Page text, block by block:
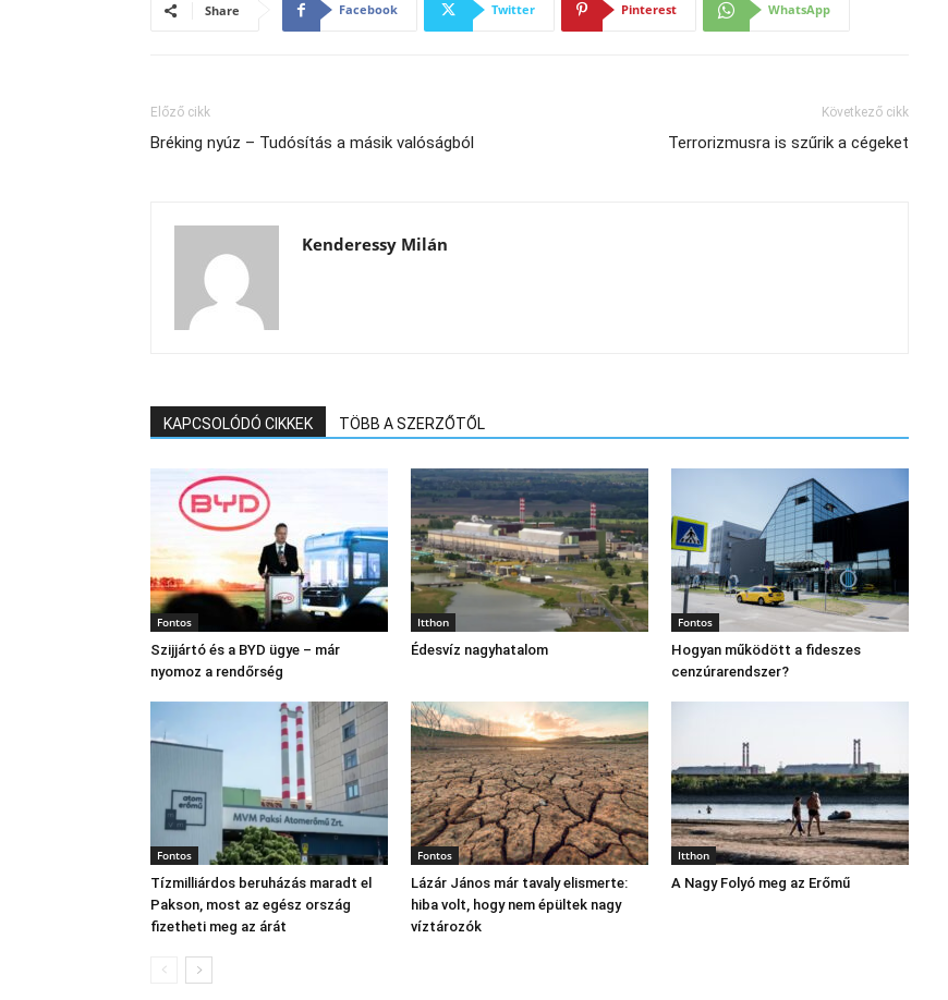
Share Facebook Twitter Pinterest WhatsApp
Előző cikk
Bréking nyúz – Tudósítás a másik valóságból
Következő cikk
Terrorizmusra is szűrik a cégeket
Kenderessy Milán
KAPCSOLÓDÓ CIKKEK TÖBB A SZERZŐTŐL
Fontos
Szijjártó és a BYD ügye – már
nyomoz a rendőrség
Itthon
Édesvíz nagyhatalom
Fontos
Hogyan működött a fideszes
cenzúrarendszer?
Fontos
Tízmilliárdos beruházás maradt el
Pakson, most az egész ország
fizetheti meg az árát
Fontos
Lázár János már tavaly elismerte:
hiba volt, hogy nem épültek nagy
víztározók
Itthon
A Nagy Folyó meg az Erőmű